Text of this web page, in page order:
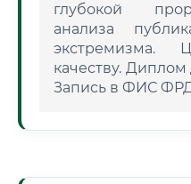
глубокой
анализа
экстремизма.
качеству.
Запись в ФИС